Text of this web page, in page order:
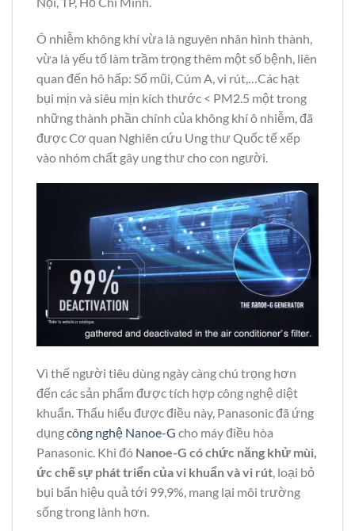
Ô nhiễm không khí vừa là nguyên nhân hình thành,
vừa là yếu tố làm trầm trọng thêm một số bệnh, liên
quan đến hô hấp: Sổ mũi, Cúm A, vi rút,…Các hạt
bụi mịn và siêu mịn kích thước < PM2.5 một trong
những thành phần chính của không khí ô nhiễm, đã
được Cơ quan Nghiên cứu Ung thư Quốc tế xếp
vào nhóm chất gây ung thư cho con người.
Vì thế người tiêu dùng ngày càng chú trọng hơn
đến các sản phẩm được tích hợp công nghệ diệt
khuẩn. Thấu hiểu được điều này, Panasonic đã ứng
dụngcông nghệ Nanoe-G cho máy điều hòa
Panasonic. Khi đó Nanoe-G có chức năng khử mùi,
ức chế sự phát triển của vi khuẩn và vi rút , loại bỏ
bụi bẩn hiệu quả tới 99,9%, mang lại môi trường
sống trong lành hơn.